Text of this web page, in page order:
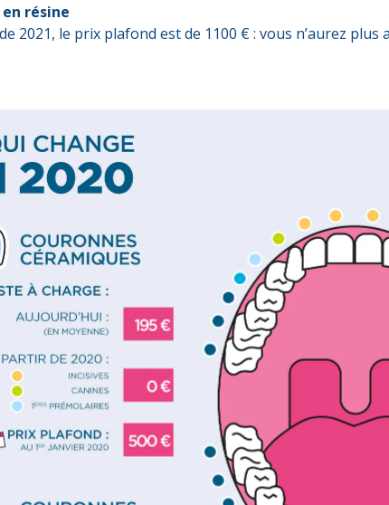
résine
2021, le prix plafond est de 1100 € : vous n’aurez